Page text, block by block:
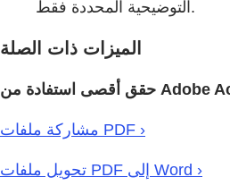
التوضيحية المحددة فقط.
الميزات ذات الصلة
مشاركة ملفات PDF ›
تحويل ملفات PDF إلى Word ›